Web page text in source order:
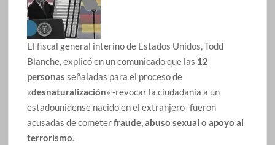
El fiscal general interino de Estados Unidos, Todd
Blanche, explicó en un comunicado que las 12
personas señaladas para el proceso de
«desnaturalización» -revocar la ciudadanía a un
estadounidense nacido en el extranjero- fueron
acusadas de cometerfraude, abuso sexual o apoyo al
terrorismo.